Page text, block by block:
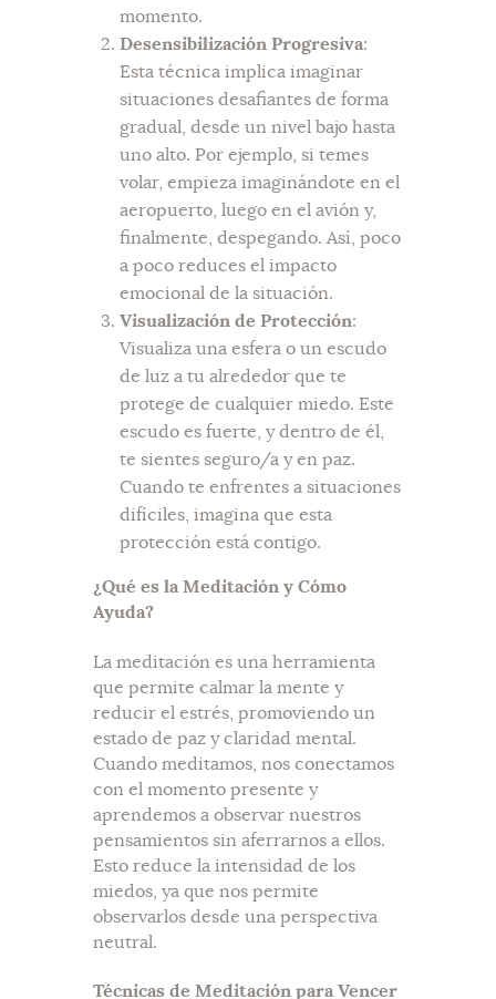
momento.
Desensibilización Progresiva:
Esta técnica implica imaginar
situaciones desafiantes de forma
gradual, desde un nivel bajo hasta
uno alto. Por ejemplo, si temes
volar, empieza imaginándote en el
aeropuerto, luego en el avión y,
finalmente, despegando. Así, poco
a poco reduces el impacto
emocional de la situación.
Visualización de Protección:
Visualiza una esfera o un escudo
de luz a tu alrededor que te
protege de cualquier miedo. Este
escudo es fuerte, y dentro de él,
te sientes seguro/a y en paz.
Cuando te enfrentes a situaciones
difíciles, imagina que esta
protección está contigo.
¿Qué es la Meditación y Cómo
Ayuda?
La meditación es una herramienta
que permite calmar la mente y
reducir el estrés, promoviendo un
estado de paz y claridad mental.
Cuando meditamos, nos conectamos
con el momento presente y
aprendemos a observar nuestros
pensamientos sin aferrarnos a ellos.
Esto reduce la intensidad de los
miedos, ya que nos permite
observarlos desde una perspectiva
neutral.
Técnicas de Meditación para Vencer